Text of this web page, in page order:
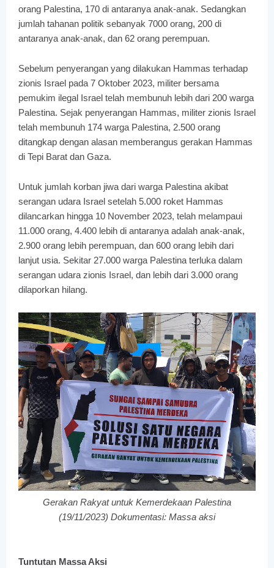
orang Palestina, 170 di antaranya anak-anak. Sedangkan
jumlah tahanan politik sebanyak 7000 orang, 200 di
antaranya anak-anak, dan 62 orang perempuan.
Sebelum penyerangan yang dilakukan Hammas terhadap
zionis Israel pada 7 Oktober 2023, militer bersama
pemukim ilegal Israel telah membunuh lebih dari 200 warga
Palestina. Sejak penyerangan Hammas, militer zionis Israel
telah membunuh 174 warga Palestina, 2.500 orang
ditangkap dengan alasan memberangus gerakan Hammas
di Tepi Barat dan Gaza.
Untuk jumlah korban jiwa dari warga Palestina akibat
serangan udara Israel setelah 5.000 roket Hammas
dilancarkan hingga 10 November 2023, telah melampaui
11.000 orang, 4.400 lebih di antaranya adalah anak-anak,
2.900 orang lebih perempuan, dan 600 orang lebih dari
lanjut usia. Sekitar 27.000 warga Palestina terluka dalam
serangan udara zionis Israel, dan lebih dari 3.000 orang
dilaporkan hilang.
Gerakan Rakyat untuk Kemerdekaan Palestina
(19/11/2023) Dokumentasi: Massa aksi
Tuntutan Massa Aksi